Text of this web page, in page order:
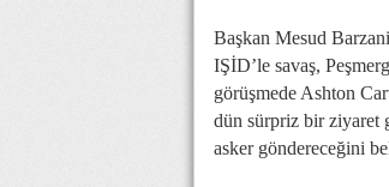
Başkan Mesud
IŞİD’le savaş,
görüşmede Ashton
dün sürpriz bir ziyaret
asker göndereceğini